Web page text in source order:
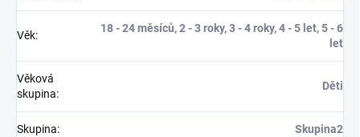
Věk:
18 - 24 měsíců, 2 - 3 roky, 3 - 4 roky, 4 - 5 let, 5 - 6
let
Věková
skupina:
Děti
Skupina: Skupina2